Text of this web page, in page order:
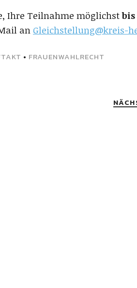
Ihre Teilnahme möglichstbis
an Gleichstellung@kreis-
• FRAUENWAHLRECHT